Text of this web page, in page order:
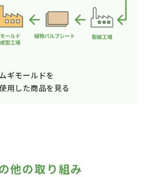
ムギモールドを
用した商品を見る
他の取り組み